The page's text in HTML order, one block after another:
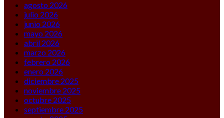
agosto 2026
julio 2026
junio 2026
mayo 2026
abril 2026
marzo 2026
febrero 2026
enero 2026
diciembre 2025
noviembre 2025
octubre 2025
septiembre 2025